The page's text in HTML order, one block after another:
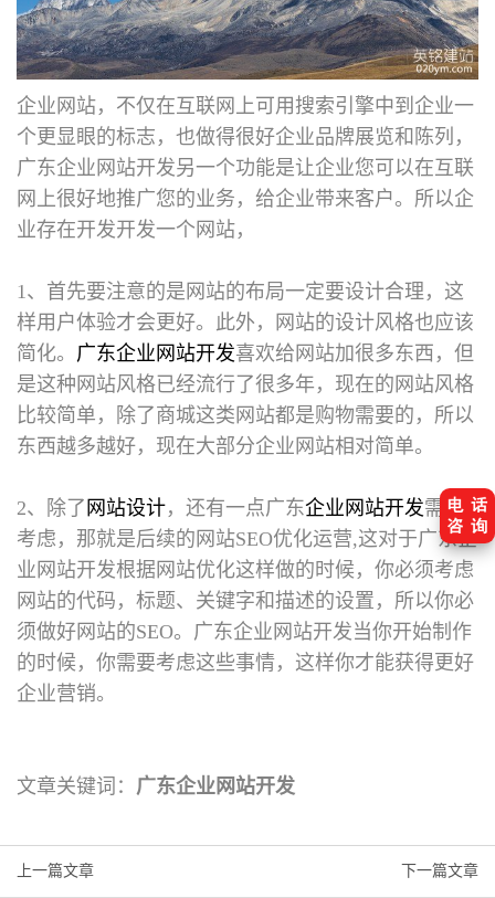
企业网站，不仅在互联网上可用搜索引擎中到企业一
个更显眼的标志，也做得很好企业品牌展览和陈列，
广东企业网站开发另一个功能是让企业您可以在互联
网上很好地推广您的业务，给企业带来客户。所以企
业存在开发开发一个网站，
1、首先要注意的是网站的布局一定要设计合理，这
样用户体验才会更好。此外，网站的设计风格也应该
简化。 广东企业网站开发喜欢给网站加很多东西，但
是这种网站风格已经流行了很多年，现在的网站风格
比较简单，除了商城这类网站都是购物需要的，所以
东西越多越好，现在大部分企业网站相对简单。
2、除了 网站设计，还有一点广东企业网站开发需要
考虑，那就是后续的网站SEO优化运营,这对于广东企
业网站开发根据网站优化这样做的时候，你必须考虑
网站的代码，标题、关键字和描述的设置，所以你必
须做好网站的SEO。广东企业网站开发当你开始制作
的时候，你需要考虑这些事情，这样你才能获得更好
企业营销。
文章关键词： 广东企业网站开发
上一篇文章 下一篇文章